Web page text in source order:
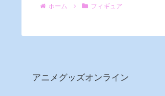
ホーム フィギュア
アニメグッズオンライン